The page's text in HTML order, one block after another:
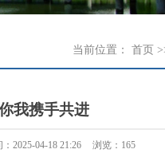
当前位置： 首页
我携手共进
：2025-04-18 21:26 浏览： 165